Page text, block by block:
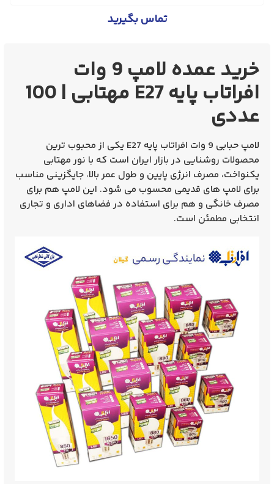
تماس بگیرید
خرید عمده لامپ 9 وات
افراتاب پایه E27 مهتابی | 100
عددی
لامپ حبابی 9 وات افراتاب پایه E27
یکی از محبوب‌ ترین
محصولات روشنایی در بازار ایران است که با نور مهتابی
یکنواخت، مصرف انرژی پایین و طول عمر بالا، جایگزینی مناسب
برای لامپ‌ های قدیمی محسوب می‌ شود. این لامپ هم برای
مصرف خانگی و هم برای استفاده در فضاهای اداری و تجاری
انتخابی مطمئن است.